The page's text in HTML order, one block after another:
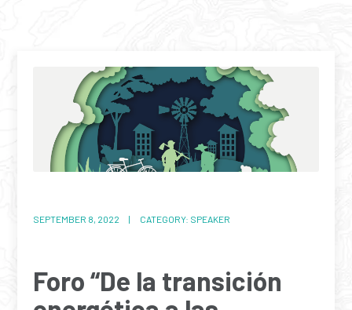
SEPTEMBER 8, 2022 | CATEGORY: SPEAKER
Foro “De la transición